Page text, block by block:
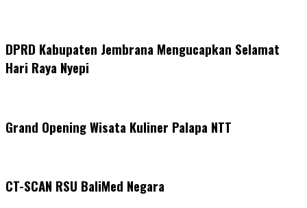
DPRD Kabupaten Jembrana Mengucapkan Selamat
Hari Raya Nyepi
Grand Opening Wisata Kuliner Palapa NTT
CT-SCAN RSU BaliMed Negara